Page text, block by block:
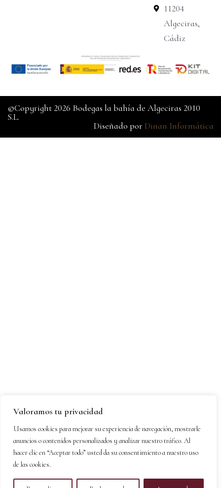
Valoramos tu privacidad
Usamos cookies para mejorar su experiencia de navegación, mostrarle
anuncios o contenidos personalizados y analizar nuestro tráfico. Al
hacer clic en “Aceptar todo” usted da su consentimiento a nuestro uso
de las cookies.
11204
Algeciras,
Cádiz
©Copyright 2026 Bodegas la bahía de Algeciras 2010
S.L.
Diseñado por Dinan Informática